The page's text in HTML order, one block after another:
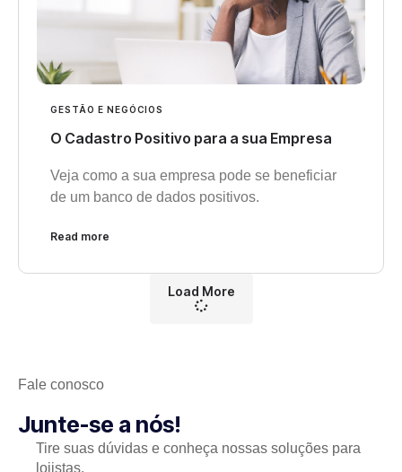
GESTÃO E NEGÓCIOS
O Cadastro Positivo para a sua Empresa
Veja como a sua empresa pode se beneficiar
de um banco de dados positivos.
Read more
Load More
Fale conosco
Junte-se a nós!
Tire suas dúvidas e conheça nossas soluções para
lojistas.